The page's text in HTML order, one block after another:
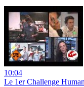
10:04
Le 1er Challenge